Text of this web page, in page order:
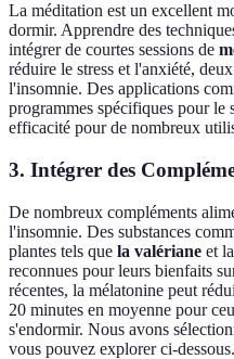
La méditation est un excellent
dormir. Apprendre des
intégrer de courtes sessions de
réduire le stress et l'anxiété,
l'insomnie. Des applications
programmes spécifiques pour
efficacité pour de nombreux
3. Intégrer des
De nombreux compléments
l'insomnie. Des substances
plantes tels que la valériane et la
reconnues pour leurs bienfaits
récentes, la mélatonine peut
20 minutes en moyenne pour
s'endormir. Nous avons
vous pouvez explorer ci-dessous.